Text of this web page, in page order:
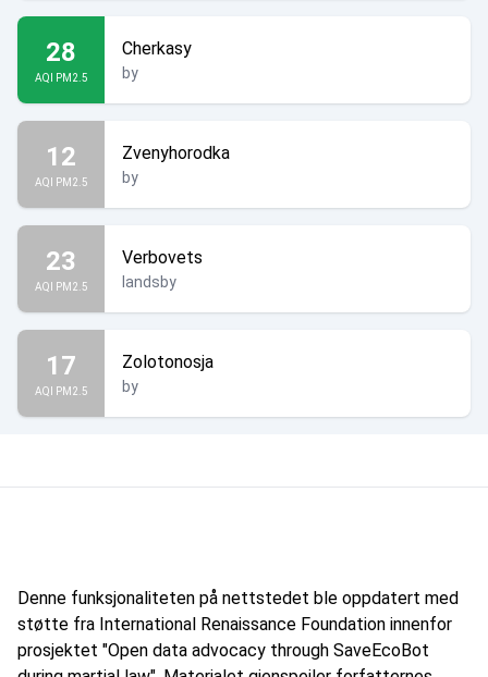
28
AQI PM2.5
Cherkasy
by
12
AQI PM2.5
Zvenyhorodka
by
23
AQI PM2.5
Verbovets
landsby
17
AQI PM2.5
Zolotonosja
by
Denne funksjonaliteten på nettstedet ble oppdatert med
støtte fra International Renaissance Foundation innenfor
prosjektet "Open data advocacy through SaveEcoBot